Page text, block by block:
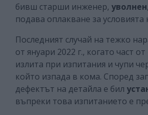
бивш старши инженер, уволнен
подава оплакване за условията
Последният случай на тежко
от януари 2022 г., когато част
излита при изпитания и чупи
който изпада в кома. Според
дефектът на детайла е бил
въпреки това изпитанието е